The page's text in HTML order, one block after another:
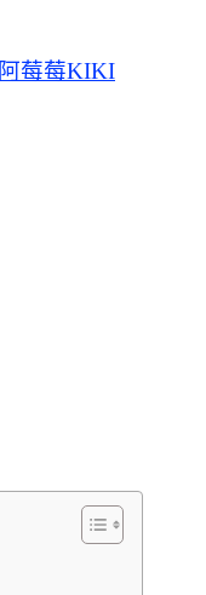
阿莓莓KIKI